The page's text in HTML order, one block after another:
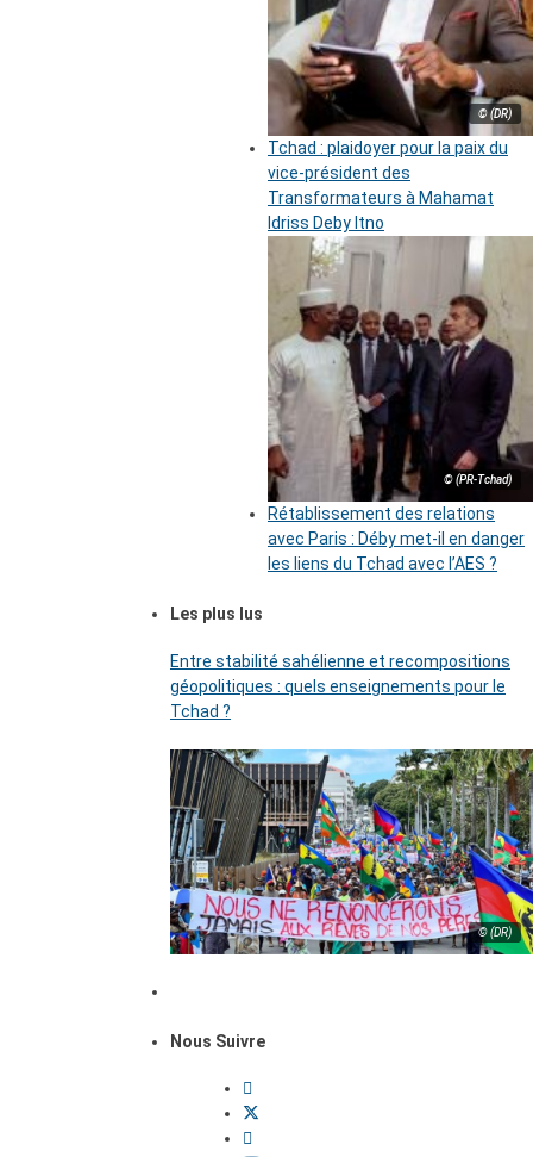
© (DR)
Tchad : plaidoyer pour la paix du
vice-président des
Transformateurs à Mahamat
Idriss Deby Itno
© (PR-Tchad)
Rétablissement des relations
avec Paris : Déby met-il en danger
les liens du Tchad avec l’AES ?
Les plus lus
Entre stabilité sahélienne et recompositions
géopolitiques : quels enseignements pour le
Tchad ?
© (DR)
Nous Suivre